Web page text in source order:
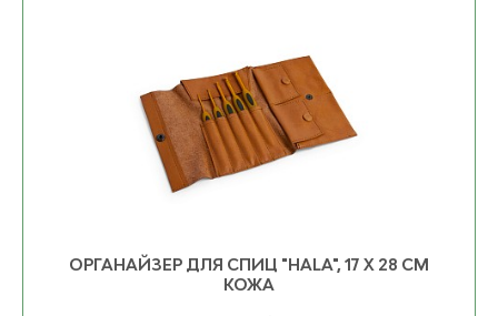
ОРГАНАЙЗЕР ДЛЯ СПИЦ "HALA", 17 Х 28 СМ
КОЖА